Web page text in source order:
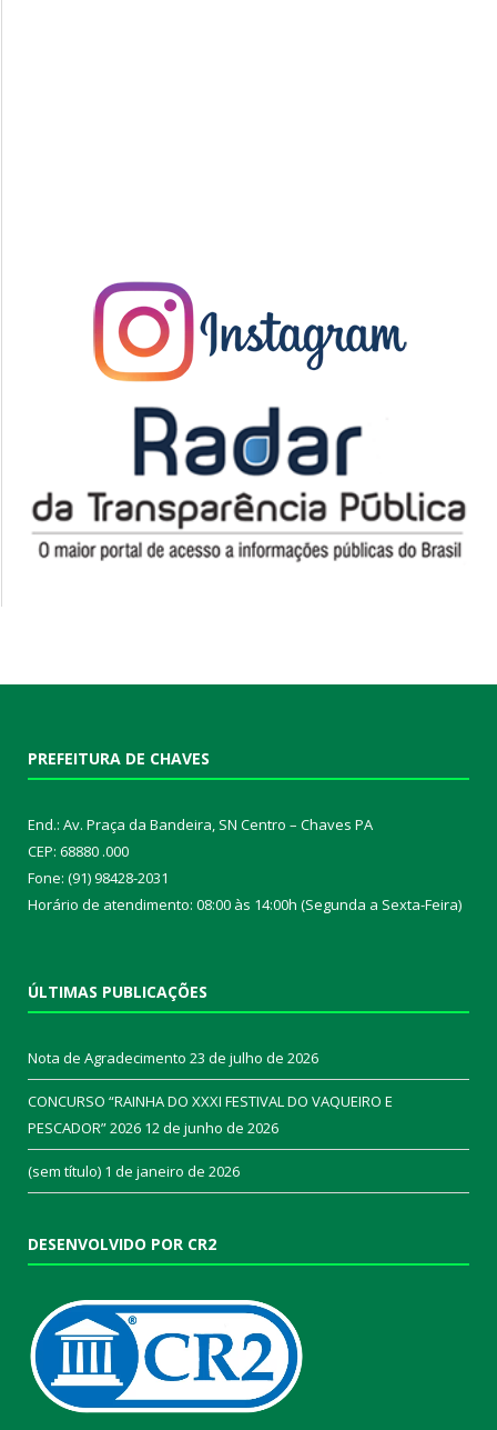
PREFEITURA DE CHAVES
End.: Av. Praça da Bandeira, SN Centro – Chaves PA
CEP: 68880 .000
Fone: (91) 98428-2031
Horário de atendimento: 08:00 às 14:00h (Segunda a Sexta-Feira)
ÚLTIMAS PUBLICAÇÕES
Nota de Agradecimento 23 de julho de 2026
CONCURSO “RAINHA DO XXXI FESTIVAL DO VAQUEIRO E
PESCADOR” 2026 12 de junho de 2026
(sem título) 1 de janeiro de 2026
DESENVOLVIDO POR CR2